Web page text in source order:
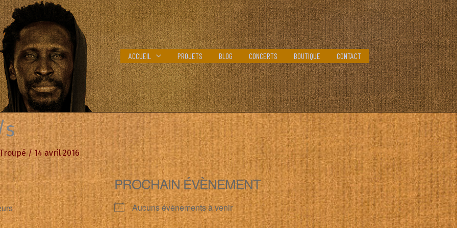
ACCUEIL PROJETS BLOG CONCERTS BOUTIQUE CONTACT
s
/14 avril 2016
PROCHAIN ÉVÈNEMENT
Aucuns évènements à venir